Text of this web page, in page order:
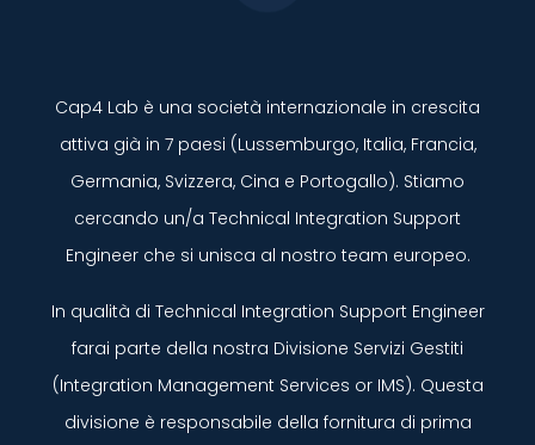
Cap4 Lab è una società internazionale in crescita
attiva già in 7 paesi (Lussemburgo, Italia, Francia,
Germania, Svizzera, Cina e Portogallo). Stiamo
cercando un/a Technical Integration Support
Engineer che si unisca al nostro team europeo.
In qualità di Technical Integration Support Engineer
farai parte della nostra Divisione Servizi Gestiti
(Integration Management Services or IMS). Questa
divisione è responsabile della fornitura di prima